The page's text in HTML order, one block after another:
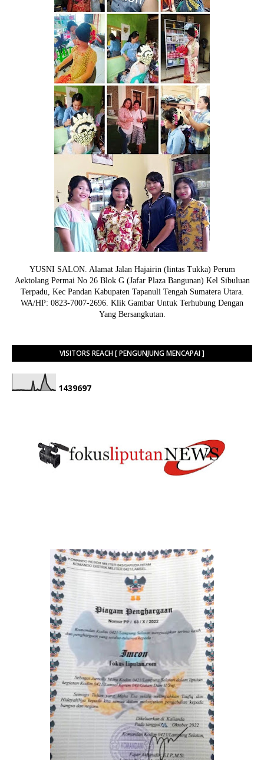
YUSNI SALON. Alamat Jalan Hajairin (lintas Tukka) Perum
Aektolang Permai No 26 Blok G (Jafar Plaza Bangunan) Kel Sibuluan
Terpadu, Kec Pandan Kabupaten Tapanuli Tengah Sumatera Utara.
WA/HP: 0823-7007-2696. Klik Gambar Untuk Terhubung Dengan
Yang Bersangkutan.
VISITORS REACH [ PENGUNJUNG MENCAPAI ]
1439697